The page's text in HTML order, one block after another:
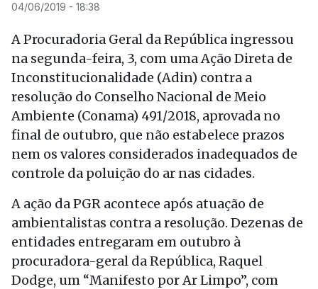
04/06/2019 - 18:38
A Procuradoria Geral da República ingressou
na segunda-feira, 3, com uma Ação Direta de
Inconstitucionalidade (Adin) contra a
resolução do Conselho Nacional de Meio
Ambiente (Conama) 491/2018, aprovada no
final de outubro, que não estabelece prazos
nem os valores considerados inadequados de
controle da poluição do ar nas cidades.
A ação da PGR acontece após atuação de
ambientalistas contra a resolução. Dezenas de
entidades entregaram em outubro à
procuradora-geral da República, Raquel
Dodge, um “Manifesto por Ar Limpo”, com